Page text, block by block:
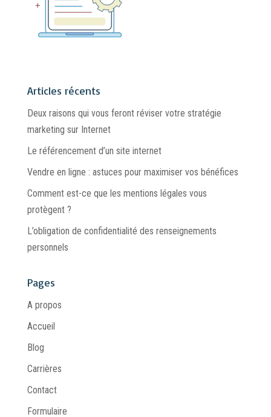
Articles récents
Deux raisons qui vous feront réviser votre stratégie
marketing sur Internet
Le référencement d’un site internet
Vendre en ligne : astuces pour maximiser vos bénéfices
Comment est-ce que les mentions légales vous
protègent ?
L’obligation de confidentialité des renseignements
personnels
Pages
A propos
Accueil
Blog
Carrières
Contact
Formulaire